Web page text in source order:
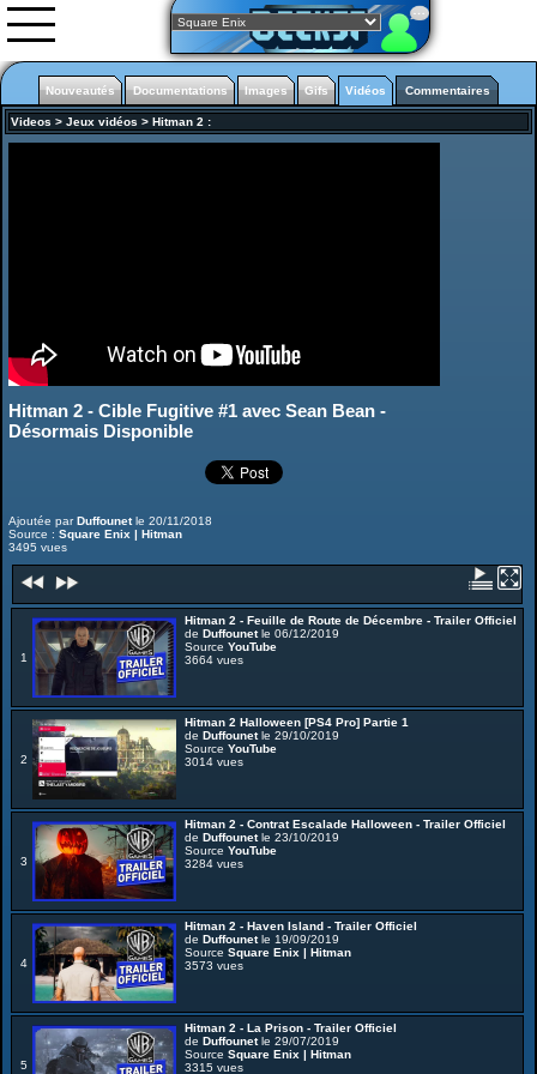
Classement
L'équipe
Partenariats
Life is strange Before the
Storm
Nouveautés Documentations Images Gifs Vidéos Commentaires
Videos > Jeux vidéos > Hitman 2 :
Hitman 2 - Cible Fugitive #1 avec Sean Bean -
Désormais Disponible
Ajoutée parDuffounetle 20/11/2018
Source : Square Enix | Hitman
3495 vues
1
Hitman 2 - Feuille de Route de Décembre - Trailer Officiel
de Duffounetle 06/12/2019
Source YouTube
3664 vues
2
Hitman 2 Halloween [PS4 Pro] Partie 1
de Duffounetle 29/10/2019
Source YouTube
3014 vues
3
Hitman 2 - Contrat Escalade Halloween - Trailer Officiel
de Duffounetle 23/10/2019
Source YouTube
3284 vues
4
Hitman 2 - Haven Island - Trailer Officiel
de Duffounetle 19/09/2019
Source Square Enix | Hitman
3573 vues
5
Hitman 2 - La Prison - Trailer Officiel
de Duffounetle 29/07/2019
Source Square Enix | Hitman
3315 vues